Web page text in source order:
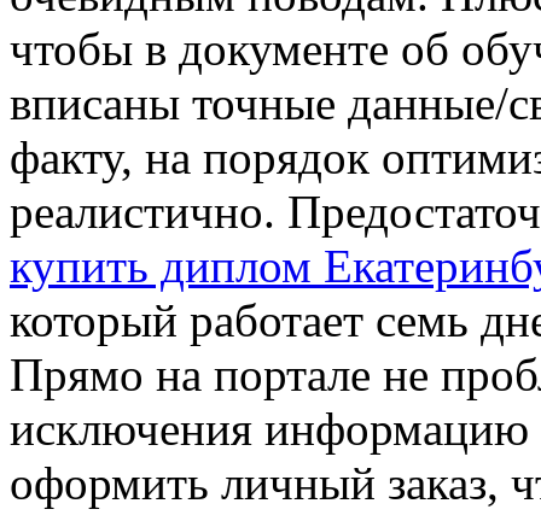
чтобы в документе об
вписаны точные данные/
факту, на порядок
реалистично.
купить диплом
который работает семь
Прямо на портале не
исключения информацию
оформить личный заказ,